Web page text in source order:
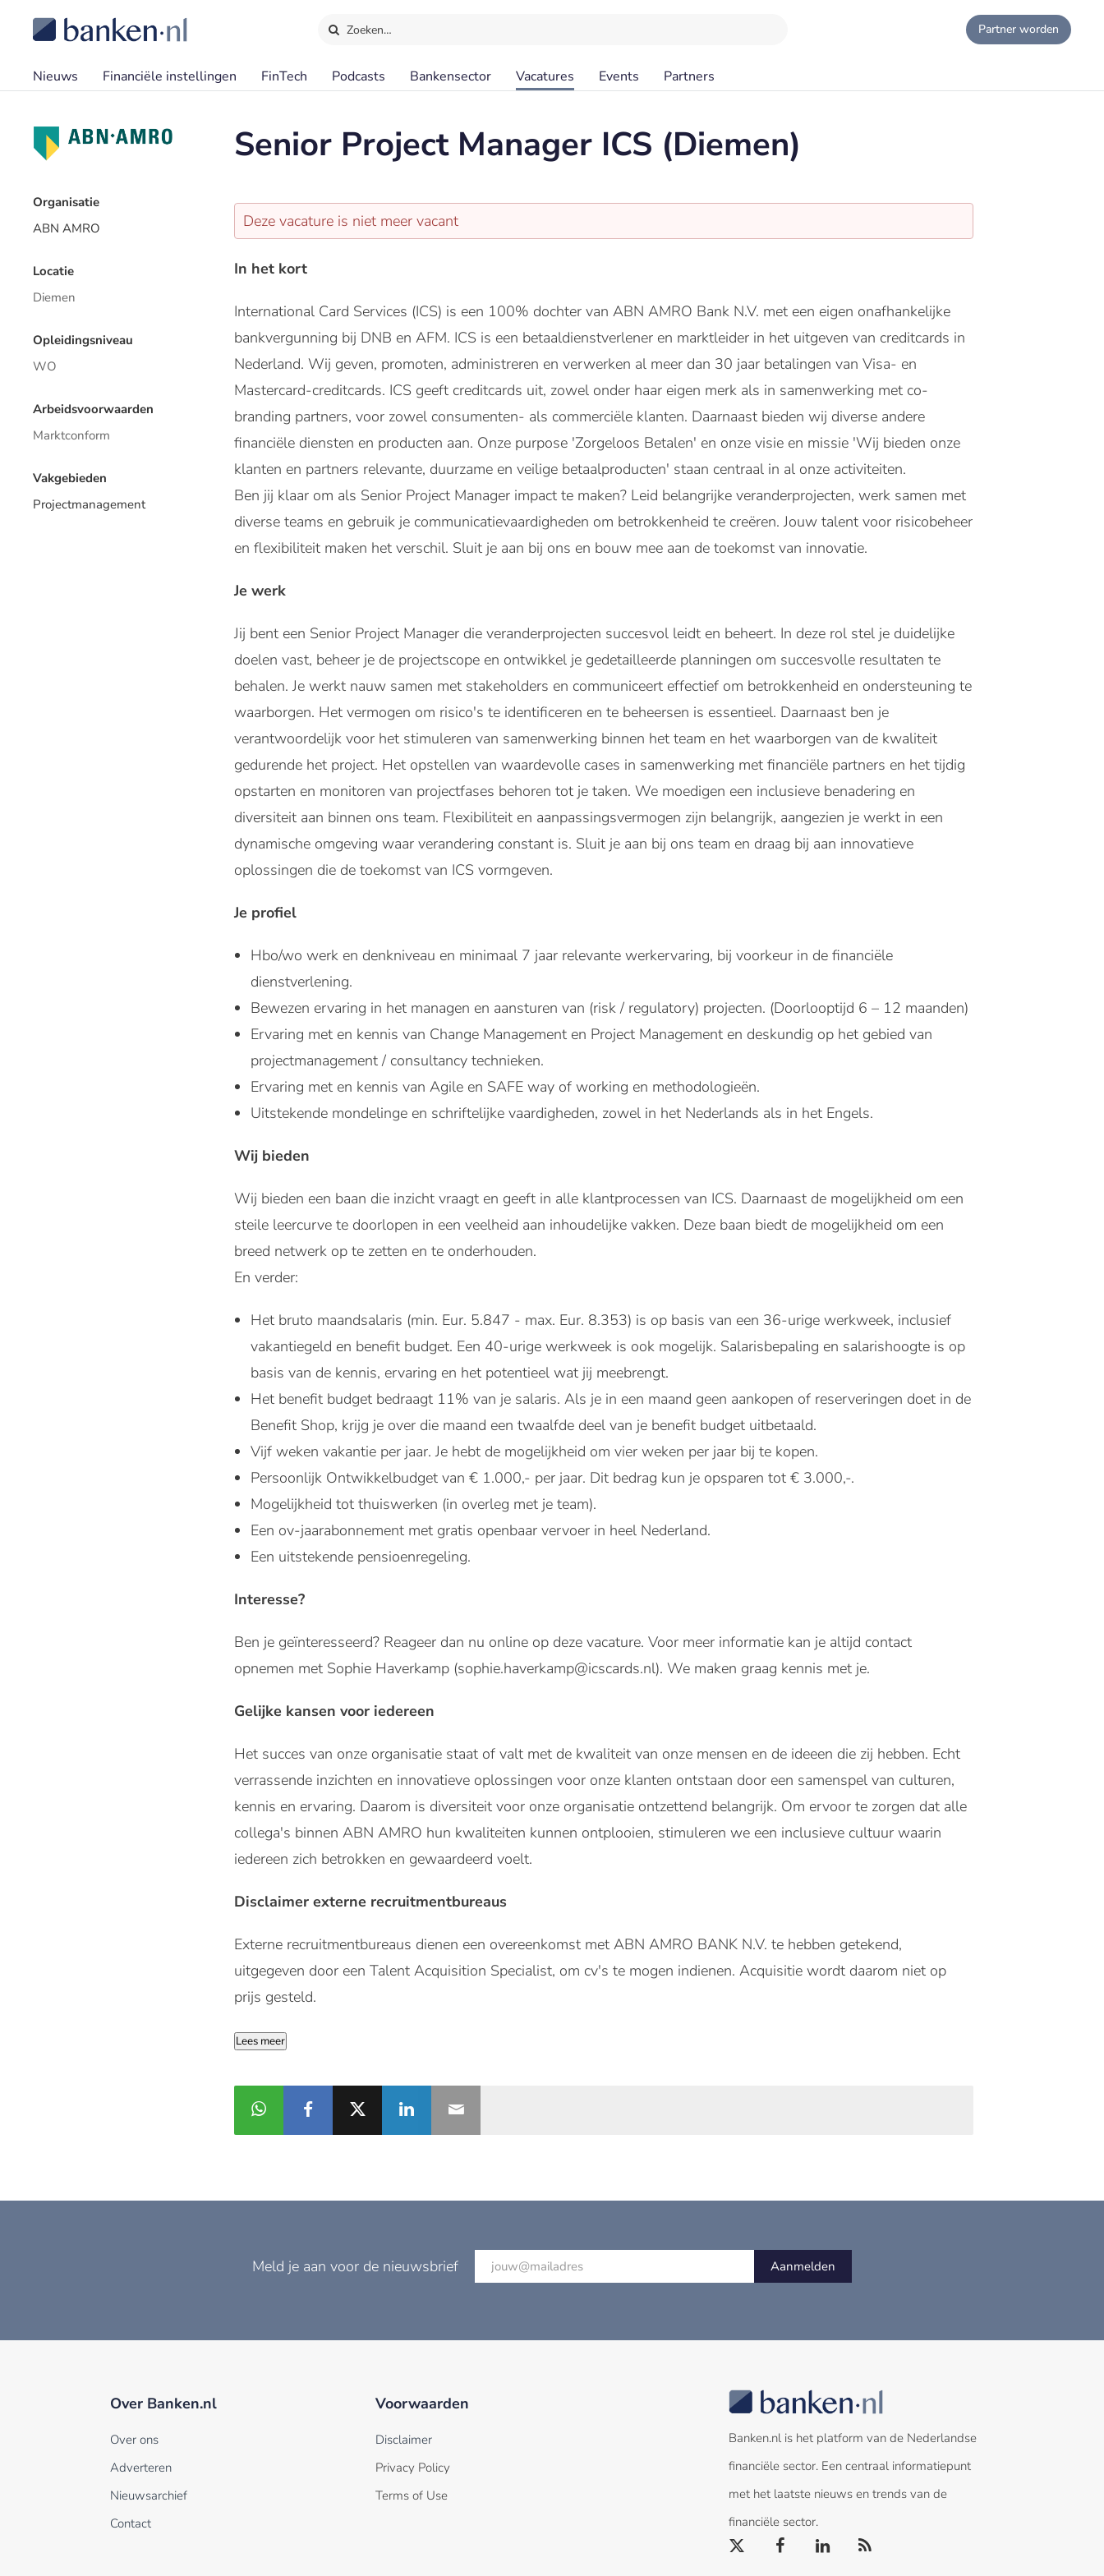
Zoeken… Partner worden
Nieuws Financiële instellingen FinTech Podcasts Bankensector Vacatures Events Partners
Senior Project Manager ICS (Diemen)
Organisatie
ABN AMRO
Locatie
Diemen
Opleidingsniveau
WO
Arbeidsvoorwaarden
Marktconform
Vakgebieden
Projectmanagement
Deze vacature is niet meer vacant
In het kort
International Card Services (ICS) is een 100% dochter van ABN AMRO Bank N.V. met een eigen onafhankelijke
bankvergunning bij DNB en AFM. ICS is een betaaldienstverlener en marktleider in het uitgeven van creditcards in
Nederland. Wij geven, promoten, administreren en verwerken al meer dan 30 jaar betalingen van Visa- en
Mastercard-creditcards. ICS geeft creditcards uit, zowel onder haar eigen merk als in samenwerking met co-
branding partners, voor zowel consumenten- als commerciële klanten. Daarnaast bieden wij diverse andere
financiële diensten en producten aan. Onze purpose 'Zorgeloos Betalen' en onze visie en missie 'Wij bieden onze
klanten en partners relevante, duurzame en veilige betaalproducten' staan centraal in al onze activiteiten.
Ben jij klaar om als Senior Project Manager impact te maken? Leid belangrijke veranderprojecten, werk samen met
diverse teams en gebruik je communicatievaardigheden om betrokkenheid te creëren. Jouw talent voor risicobeheer
en flexibiliteit maken het verschil. Sluit je aan bij ons en bouw mee aan de toekomst van innovatie.
Je werk
Jij bent een Senior Project Manager die veranderprojecten succesvol leidt en beheert. In deze rol stel je duidelijke
doelen vast, beheer je de projectscope en ontwikkel je gedetailleerde planningen om succesvolle resultaten te
behalen. Je werkt nauw samen met stakeholders en communiceert effectief om betrokkenheid en ondersteuning te
waarborgen. Het vermogen om risico's te identificeren en te beheersen is essentieel. Daarnaast ben je
verantwoordelijk voor het stimuleren van samenwerking binnen het team en het waarborgen van de kwaliteit
gedurende het project. Het opstellen van waardevolle cases in samenwerking met financiële partners en het tijdig
opstarten en monitoren van projectfases behoren tot je taken. We moedigen een inclusieve benadering en
diversiteit aan binnen ons team. Flexibiliteit en aanpassingsvermogen zijn belangrijk, aangezien je werkt in een
dynamische omgeving waar verandering constant is. Sluit je aan bij ons team en draag bij aan innovatieve
oplossingen die de toekomst van ICS vormgeven.
Je profiel
Hbo/wo werk en denkniveau en minimaal 7 jaar relevante werkervaring, bij voorkeur in de financiële
dienstverlening.
Bewezen ervaring in het managen en aansturen van (risk / regulatory) projecten. (Doorlooptijd 6 – 12 maanden)
Ervaring met en kennis van Change Management en Project Management en deskundig op het gebied van
projectmanagement / consultancy technieken.
Ervaring met en kennis van Agile en SAFE way of working en methodologieën.
Uitstekende mondelinge en schriftelijke vaardigheden, zowel in het Nederlands als in het Engels.
Wij bieden
Wij bieden een baan die inzicht vraagt en geeft in alle klantprocessen van ICS. Daarnaast de mogelijkheid om een
steile leercurve te doorlopen in een veelheid aan inhoudelijke vakken. Deze baan biedt de mogelijkheid om een
breed netwerk op te zetten en te onderhouden.
En verder:
Het bruto maandsalaris (min. Eur. 5.847 - max. Eur. 8.353) is op basis van een 36-urige werkweek, inclusief
vakantiegeld en benefit budget. Een 40-urige werkweek is ook mogelijk. Salarisbepaling en salarishoogte is op
basis van de kennis, ervaring en het potentieel wat jij meebrengt.
Het benefit budget bedraagt 11% van je salaris. Als je in een maand geen aankopen of reserveringen doet in de
Benefit Shop, krijg je over die maand een twaalfde deel van je benefit budget uitbetaald.
Vijf weken vakantie per jaar. Je hebt de mogelijkheid om vier weken per jaar bij te kopen.
Persoonlijk Ontwikkelbudget van € 1.000,- per jaar. Dit bedrag kun je opsparen tot € 3.000,-.
Mogelijkheid tot thuiswerken (in overleg met je team).
Een ov-jaarabonnement met gratis openbaar vervoer in heel Nederland.
Een uitstekende pensioenregeling.
Interesse?
Ben je geïnteresseerd? Reageer dan nu online op deze vacature. Voor meer informatie kan je altijd contact
opnemen met Sophie Haverkamp (sophie.haverkamp@icscards.nl). We maken graag kennis met je.
Gelijke kansen voor iedereen
Het succes van onze organisatie staat of valt met de kwaliteit van onze mensen en de ideeen die zij hebben. Echt
verrassende inzichten en innovatieve oplossingen voor onze klanten ontstaan door een samenspel van culturen,
kennis en ervaring. Daarom is diversiteit voor onze organisatie ontzettend belangrijk. Om ervoor te zorgen dat alle
collega's binnen ABN AMRO hun kwaliteiten kunnen ontplooien, stimuleren we een inclusieve cultuur waarin
iedereen zich betrokken en gewaardeerd voelt.
Disclaimer externe recruitmentbureaus
Externe recruitmentbureaus dienen een overeenkomst met ABN AMRO BANK N.V. te hebben getekend,
uitgegeven door een Talent Acquisition Specialist, om cv's te mogen indienen. Acquisitie wordt daarom niet op
prijs gesteld.
Lees meer
Meld je aan voor de nieuwsbrief Aanmelden
Over Banken.nl
Over ons
Adverteren
Nieuwsarchief
Contact
Voorwaarden
Disclaimer
Privacy Policy
Terms of Use
Banken.nl is het platform van de Nederlandse
financiële sector. Een centraal informatiepunt
met het laatste nieuws en trends van de
financiële sector.